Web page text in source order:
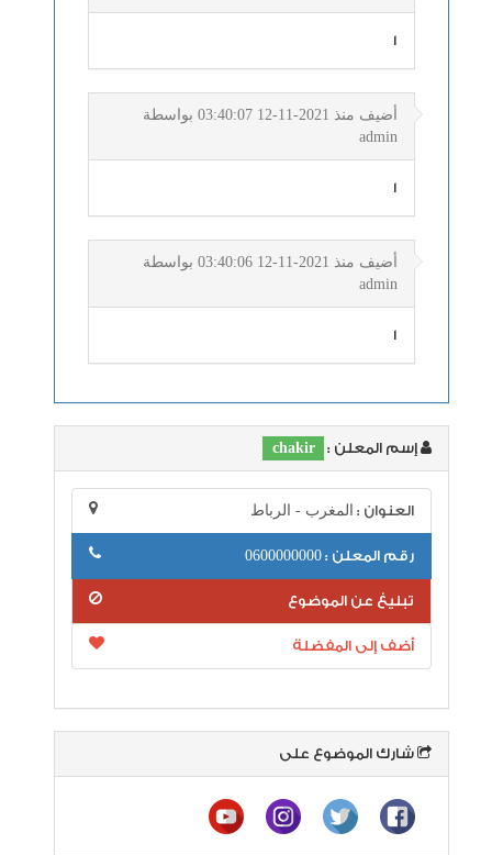
أضيف منذ 2021-11-12 03:40:07 بواسطة
admin
أضيف منذ 2021-11-12 03:40:06 بواسطة
admin
إسم المعلن : chakir
العنوان :المغرب - الرباط
رقم المعلن :0600000000
تبليغ عن الموضوع
أضف إلى المفضلة
شارك الموضوع على